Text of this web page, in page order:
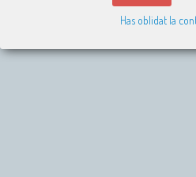
Has oblidat la